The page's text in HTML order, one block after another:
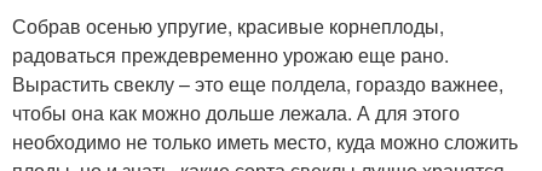
Собрав осенью упругие, красивые корнеплоды,
радоваться преждевременно урожаю еще рано.
Вырастить свеклу – это еще полдела, гораздо важнее,
чтобы она как можно дольше лежала. А для этого
необходимо не только иметь место, куда можно сложить